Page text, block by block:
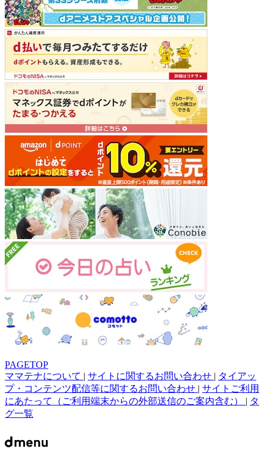
PAGETOP
ママテナについて | サイトに関するお問い合わせ | タイアッ
プ・コンテンツ配信等に関するお問い合わせ | サイトご利用
にあたって（ご利用端末からの外部送信のご案内含む） | タ
グ一覧